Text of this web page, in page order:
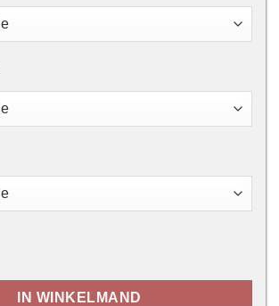
Style met Mat Glas aantal
IN WINKELMAND